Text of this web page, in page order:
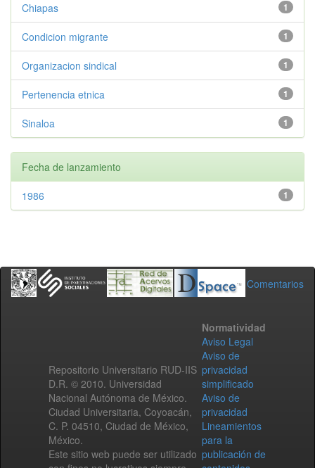
1
Chiapas
1
Condicion migrante
1
Organizacion sindical
1
Pertenencia etnica
1
Sinaloa
Fecha de lanzamiento
1
1986
Comentarios
Repositorio Universitario RUD-IIS
D.R. © 2010. Universidad
Nacional Autónoma de México.
Ciudad Universitaria, Coyoacán,
C. P. 04510, Ciudad de México,
México.
Este sitio web puede ser utilizado
Normatividad
Aviso Legal
Aviso de
privacidad
simplificado
Aviso de
privacidad
Lineamientos
para la
publicación de